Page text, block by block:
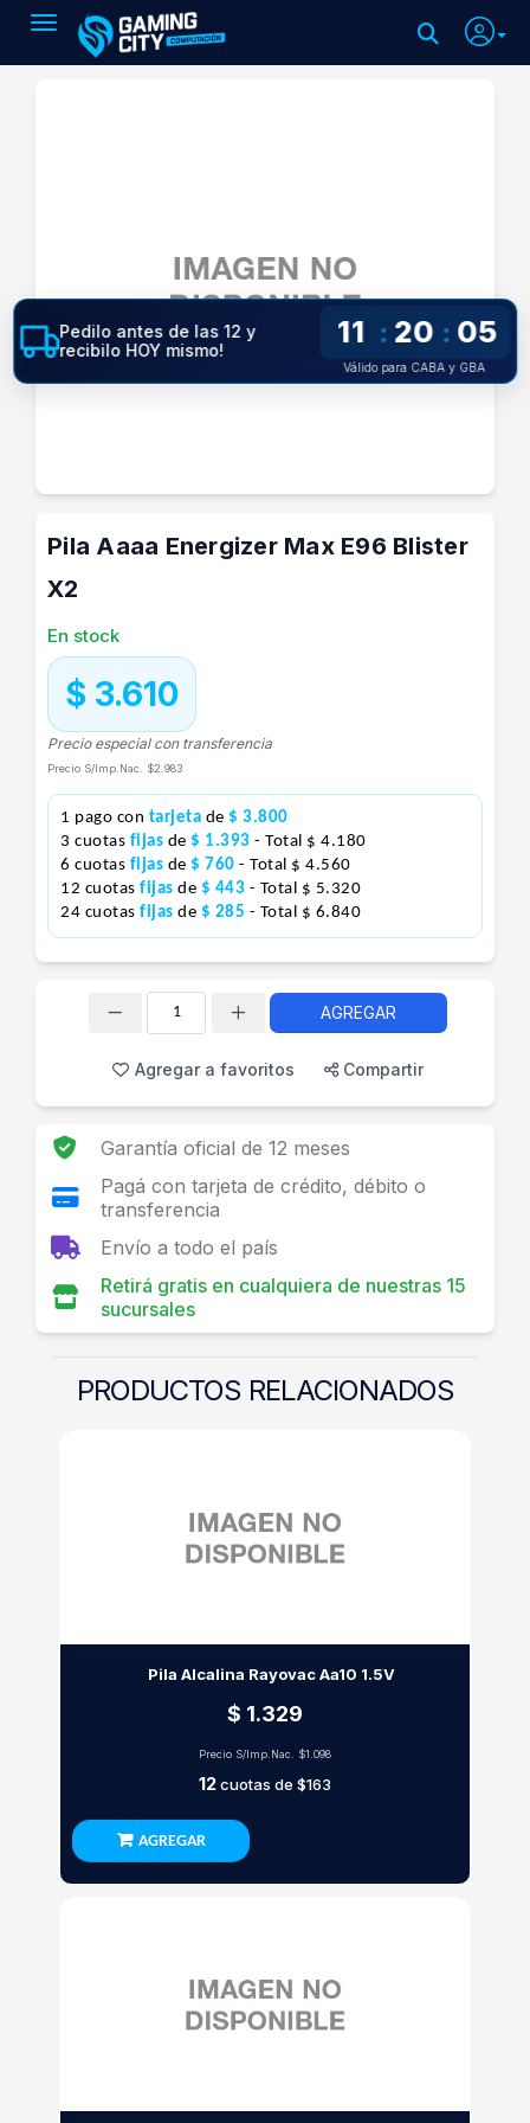
Toggle navigation
Pila Aaaa Energizer Max E96 Blister
X2
En stock
$ 3.610
Precio especial con transferencia
Precio S/Imp.Nac. $2.983
1 pago con tarjeta de $ 3.800
3 cuotas fijas de $ 1.393 - Total $ 4.180
6 cuotas fijas de $ 760 - Total $ 4.560
12 cuotas fijas de $ 443 - Total $ 5.320
24 cuotas fijas de $ 285 - Total $ 6.840
Pedilo antes de las 12 y
recibilo HOY mismo!
11 : 20 : 05
Válido para CABA y GBA
AGREGAR
Agregar a favoritos Compartir
Garantía oficial de 12 meses
Pagá con tarjeta de crédito, débito o
transferencia
Envío a todo el país
Retirá gratis en cualquiera de nuestras 15
sucursales
PRODUCTOS RELACIONADOS
Pila Alcalina Rayovac Aa10 1.5V
$ 1.329
Precio S/Imp.Nac. $1.098
12cuotas de $163
AGREGAR